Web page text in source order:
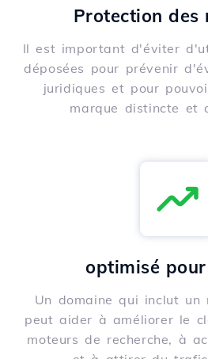
Protection des
Il est important d'éviter
déposées pour prévenir
juridiques et pour
marque distincte et
optimisé pour
Un domaine qui inclut un
peut aider à améliorer le
moteurs de recherche, à